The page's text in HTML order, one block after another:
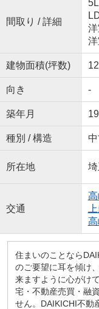
間取り / 詳細
建物面積(坪数)
向き -
築年月
種別 / 構造
所在地
交通
住まいのことなら
のご要望に耳を傾け
来ますように心がけ
宅・不動産売買・融
せん。DAIKICHI不動